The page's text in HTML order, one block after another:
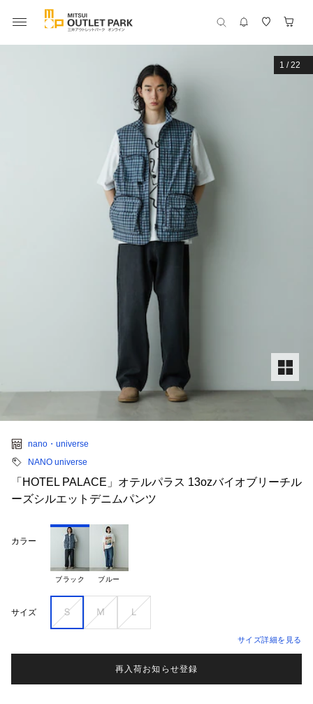
1 /22
nano・universe
NANO universe
「HOTEL PALACE」オテルパラス 13ozバイオブリーチル
ーズシルエットデニムパンツ
カラー
ブラック ブルー
サイズ Ｓ Ｍ Ｌ
サイズ詳細を見る
再入荷お知らせ登録